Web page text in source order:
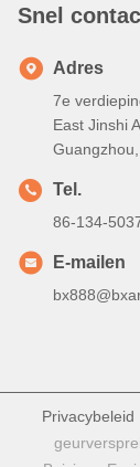
Snel
Adres
7e
East Jinshi
Tel.
86-134-
E-mailen
Privacybeleid